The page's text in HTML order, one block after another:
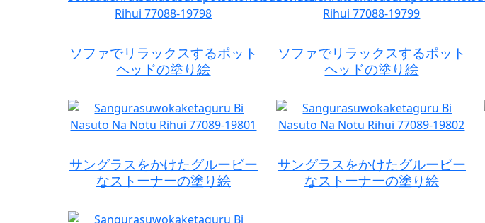
ソファでリラックスするポット
ヘッドの塗り絵
ソファでリラックスするポット
ヘッドの塗り絵
サングラスをかけたグルービー
なストーナーの塗り絵
サングラスをかけたグルービー
なストーナーの塗り絵